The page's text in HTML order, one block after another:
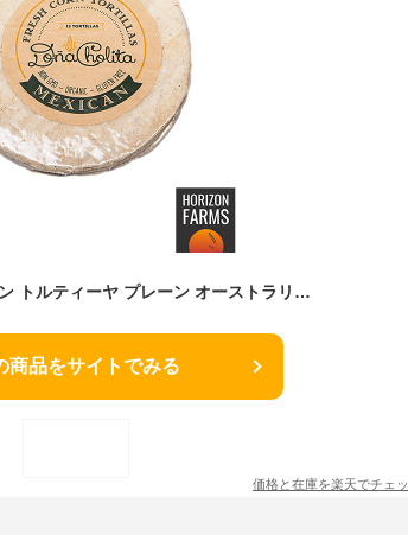
冷凍 フレッシュ コーン トルティーヤ プレーン オーストラリア産 保存料不使用 12枚 トルティア タコス ファヒータ ブリトー ケサディーヤ 非遺伝子組換え
商品をサイトでみる
価格と在庫を楽天でチェ